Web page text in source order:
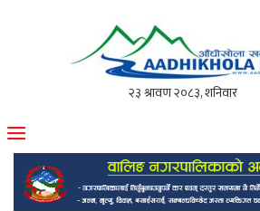
मोफसलकै लोकप्रिय अनलाइन पत्रिका